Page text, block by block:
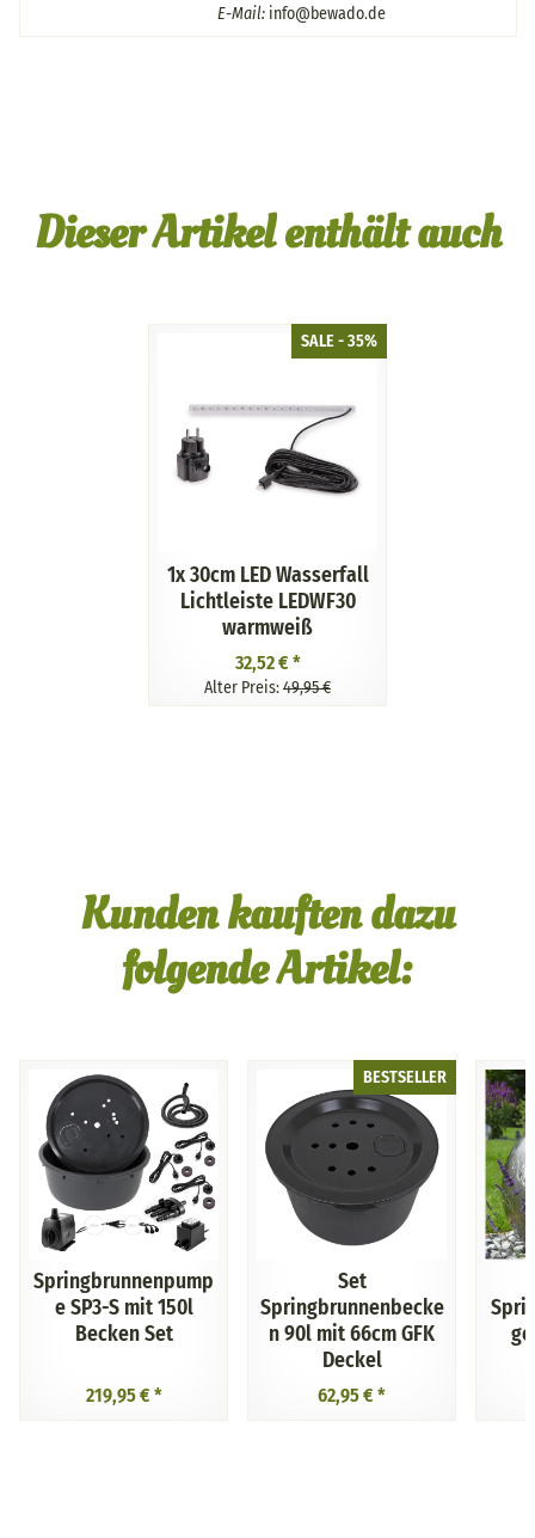
E-Mail: info@bewado.de
Dieser Artikel enthält auch
SALE - 35%
1x30cm LED Wasserfall
Lichtleiste LEDWF30
warmweiß
32,52 € *
Alter Preis:49,95 €
Kunden kauften dazu
folgende Artikel:
Springbrunnenpump
e SP3-S mit 150l
Becken Set
219,95 € *
BESTSELLER
Set
Springbrunnenbecke
n 90l mit 66cm GFK
Deckel
62,95 € *